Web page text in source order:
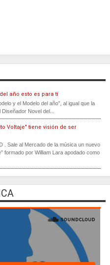
año esto es para tí
y el Modelo del año”, al igual que la
Novel del...
Voltaje" tiene visión de ser
. Sale al Mercado de la música un nuevo
formado por William Lara apodado como